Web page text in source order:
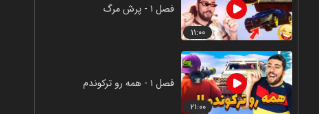
۱۱:۰۰
فصل ۱ - پرش مرگ
۲۱:۰۰
فصل ۱ - همه رو ترکوندم